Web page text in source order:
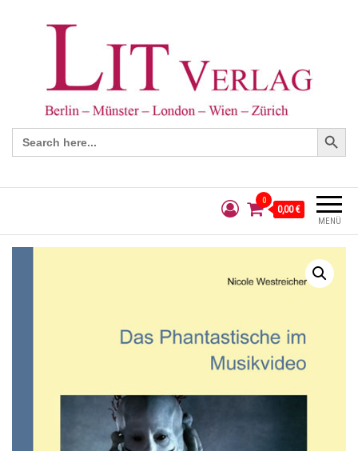
Search
for:
Search Button
MENÜ
0
0,00 €